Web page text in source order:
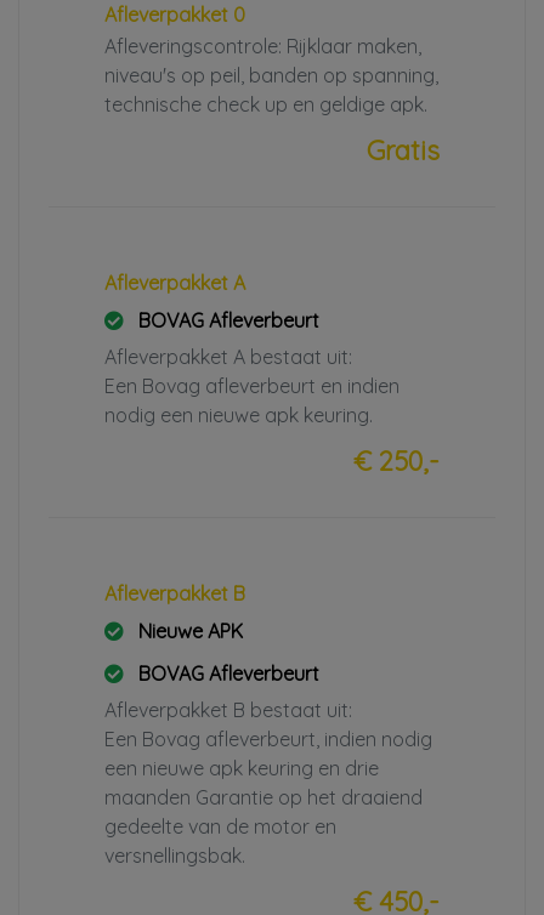
Afleverpakket 0
Afleveringscontrole: Rijklaar maken,
niveau's op peil, banden op spanning,
technische check up en geldige apk.
Gratis
Afleverpakket A
BOVAG Afleverbeurt
Afleverpakket A bestaat uit:
Een Bovag afleverbeurt en indien
nodig een nieuwe apk keuring.
€ 250,-
Afleverpakket B
Nieuwe APK
BOVAG Afleverbeurt
Afleverpakket B bestaat uit:
Een Bovag afleverbeurt, indien nodig
een nieuwe apk keuring en drie
maanden Garantie op het draaiend
gedeelte van de motor en
versnellingsbak.
€ 450,-